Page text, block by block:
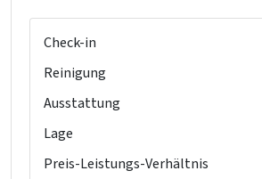
Check-in
Reinigung
Ausstattung
Lage
Preis-Leistungs-Verhältnis